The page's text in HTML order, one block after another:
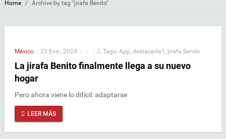
Home / Archive by tag "jirafa Benito"
México | 23 Ene , 2024 | | | Tags: App destacada1 jirafa Benito
La jirafa Benito finalmente llega a su nuevo
hogar
Pero ahora viene lo difícil: adaptarse
LEER MÁS